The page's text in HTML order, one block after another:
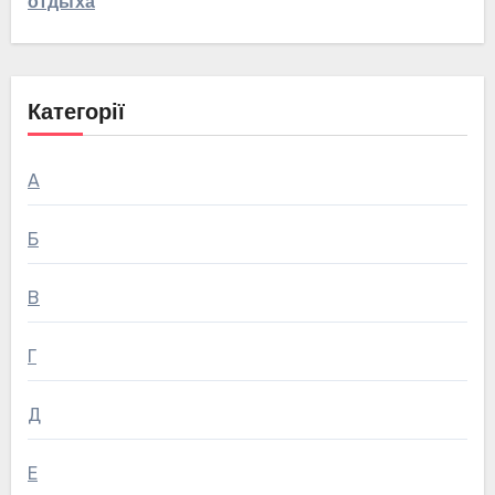
Категорії
А
Б
В
Г
Д
Е